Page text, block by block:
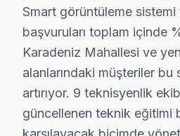
Gaziosmanpaşa'da
Regal televizyon
Uzun ömür sırları:
• Gaziosmanpaşa'de
• Gaziosmanpaşa'de günlük
Smart görüntüleme
başvuruları toplam içinde
Karadeniz Mahallesi ve
alanlarındaki müşteriler bu
artırıyor. 9 teknisyenlik
güncellenen teknik eğitimi